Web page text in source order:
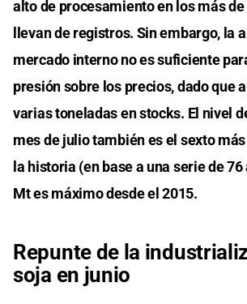
alto de procesamiento en los más de
llevan de registros. Sin embargo, la
mercado interno no es suficiente
presión sobre los precios, dado que
varias toneladas en stocks. El nivel
mes de julio también es el sexto
la historia (en base a una serie de 76
Mt es máximo desde el 2015.
Repunte de la
soja en junio